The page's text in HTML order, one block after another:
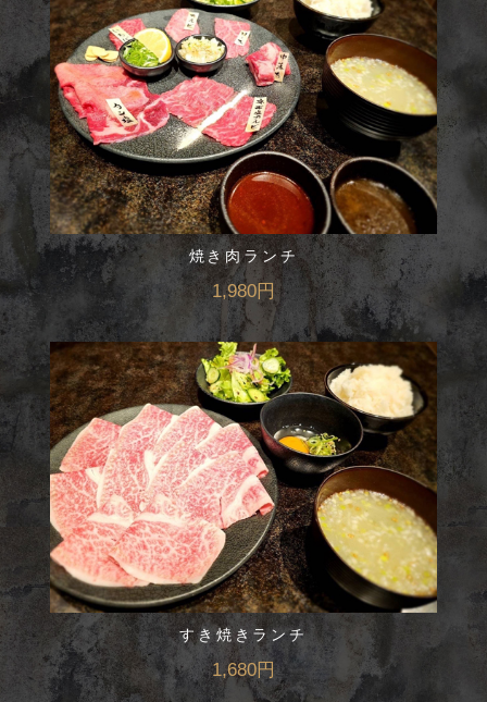
焼き肉ランチ
1,980円
すき焼きランチ
1,680円